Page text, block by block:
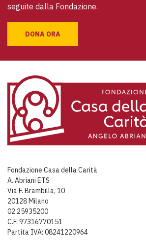
seguite dalla Fondazione.
DONA ORA
Fondazione Casa della Carità
A. Abriani ETS
Via F. Brambilla, 10
20128 Milano
02 25935200
C.F. 97316770151
Partita IVA: 08241220964